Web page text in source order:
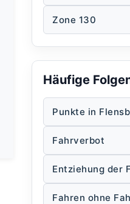
Zone 130
Häufige
Punkte in
Fahrverbot
Entziehung der
Fahren ohne